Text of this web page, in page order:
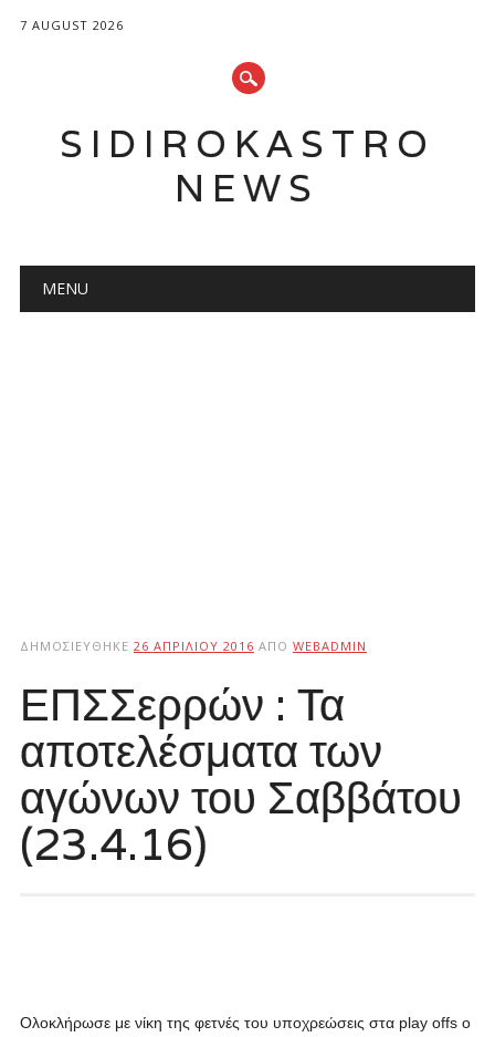
7 AUGUST 2026
SIDIROKASTRO
NEWS
Main menu
MENU
ΔΗΜΟΣΙΕΎΘΗΚΕ 26 ΑΠΡΙΛΊΟΥ 2016 ΑΠΌ WEBADMIN
ΕΠΣΣερρών : Τα
αποτελέσματα των
αγώνων του Σαββάτου
(23.4.16)
Ολοκλήρωσε με νίκη της φετνές του υποχρεώσεις στα play offs ο